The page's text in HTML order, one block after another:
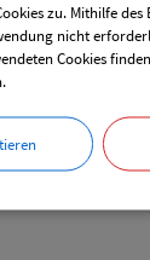
Termin als VCS-
Termin als iCal-
zu. Mithilfe
nicht
Cookies